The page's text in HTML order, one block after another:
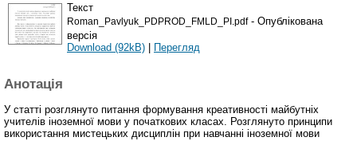
Текст
Roman_Pavlyuk_PDPROD_FMLD_PI.pdf- Опублікована
версія
Download (92kB) | Перегляд
Анотація
У статті розглянуто питання формування креативності майбутніх
учителів іноземної мови у початкових класах. Розглянуто принципи
використання мистецьких дисциплін при навчанні іноземної мови